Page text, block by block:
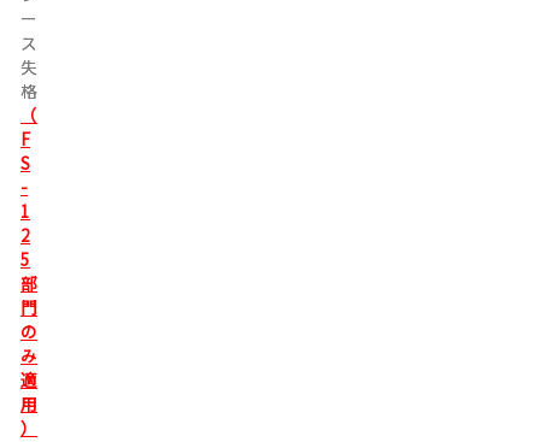
ー
ス
失
格
ー
ス
失
格
（
F
S
-
1
2
5
部
門
の
み
適
用
）